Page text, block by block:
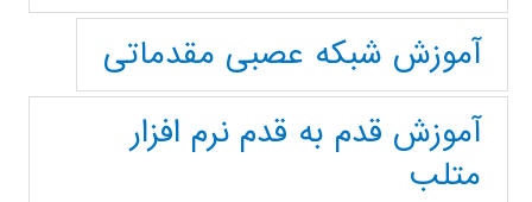
آموزش شبکه عصبی مقدماتی
آموزش قدم به قدم نرم افزار
متلب